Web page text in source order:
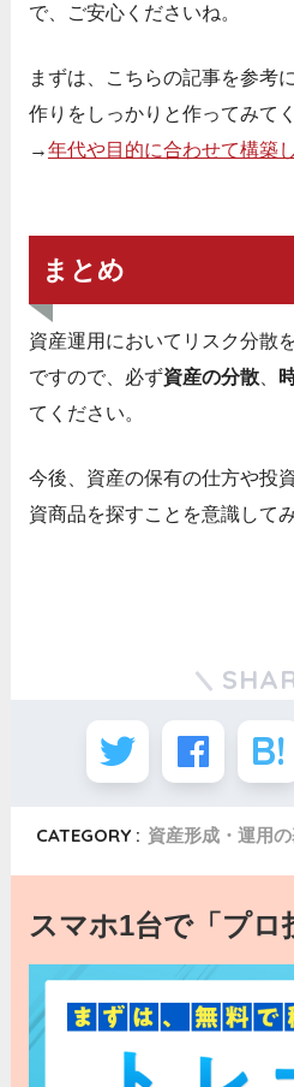
で、ご安心くださいね。
まずは、こちらの記事を参考
作りをしっかりと作ってみて
→年代や目的に合わせて構築
まとめ
資産運用においてリスク分散
ですので、必ず資産の分散、
てください。
今後、資産の保有の仕方や投
資商品を探すことを意識して
CATEGORY : 資産形成・運用
スマホ1台で「プロ